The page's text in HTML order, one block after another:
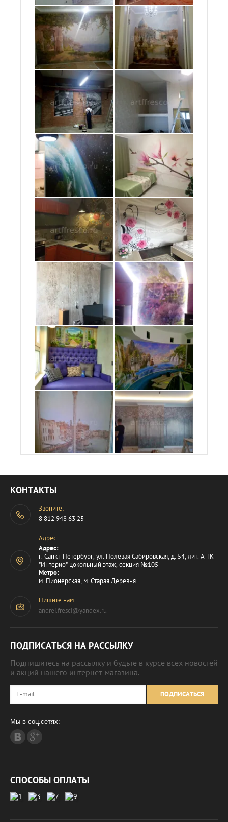
КОНТАКТЫ
Звоните:
8 812 948 63 25
Адрес:
Адрес:
г. Санкт-Петербург, ул. Полевая Сабировская, д. 54, лит. А ТК
"Интерио" цокольный этаж, секция №105
Метро:
м. Пионерская, м. Старая Деревня
Пишите нам:
andrei.fresci@yandex.ru
ПОДПИСАТЬСЯ НА РАССЫЛКУ
Подпишитесь на рассылку и будьте в курсе всех новостей
и акций нашего интернет-магазина.
ПОДПИСАТЬСЯ
Мы в соц.сетях:
СПОСОБЫ ОПЛАТЫ